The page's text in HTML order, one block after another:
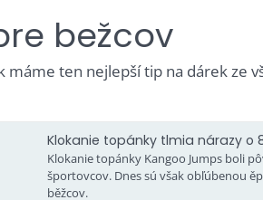
bežcov
máme ten nejlepší tip na dárek ze
Klokanie topánky tlmia nárazy o
Klokanie topánky Kangoo Jumps boli
športovcov. Dnes sú však obľúbenou
běžcov.